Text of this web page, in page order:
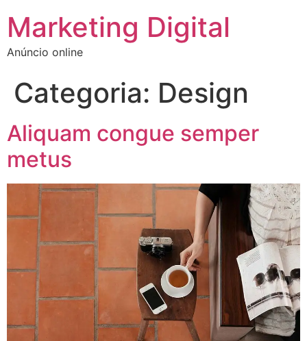
Marketing Digital
Anúncio online
Categoria: Design
Aliquam congue semper
metus